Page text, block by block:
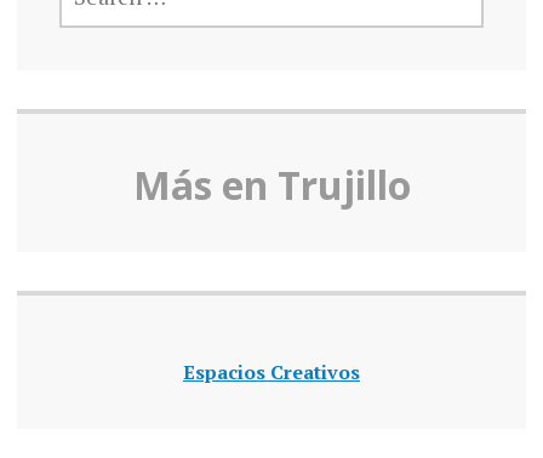
Más en Trujillo
Espacios Creativos